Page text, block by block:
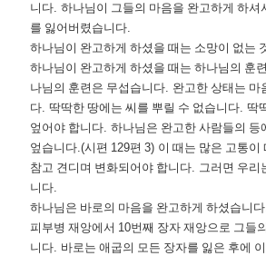
니다.하나님이 그들의 마음을 완고하게 하셔
를 잃어버렸습니다.
하나님이 완고하게 하셨을 때는 소망이 없는
하나님이 완고하게 하셨을 때는 하나님의 훈
나님의 훈련은 무섭습니다. 완고한 상태는 마
다.딱딱한 땅에는 씨를 뿌릴 수 없습니다.딱
엎어야 합니다.하나님은 완고한 사람들의 등
엎습니다.(시편 129편3) 이 때는 많은 고통이
참고 견디며 변화되어야 합니다. 그러면 우리
니다.
하나님은 바로의 마음을 완고하게 하셨습니다
피부병 재앙에서 10번째 장자 재앙으로 그들
니다. 바로는 애굽의 모든 장자를 잃은 후에